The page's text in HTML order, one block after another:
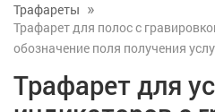
Трафареты
Трафарет для полос с
обозначение поля получения
Трафарет для